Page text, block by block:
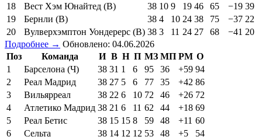
18
Вест Хэм Юнайтед (В) 38 10 9 19 46 65 −19 39
19
Бернли (В) 38 4 10 24 38 75 −37 22
20
Вулверхэмптон Уондерерс (В) 38 3 11 24 27 68 −41 20
Подробнее → Обновлено: 04.06.2026
Поз
Команда И В Н П МЗ МП РМ О
1
Барселона (Ч) 38 31 1 6 95 36 +59 94
2
Реал Мадрид 38 27 5 6 77 35 +42 86
3
Вильярреал 38 22 6 10 72 46 +26 72
4
Атлетико Мадрид 38 21 6 11 62 44 +18 69
5
Реал Бетис 38 15 15 8 59 48 +11 60
6
Сельта 38 14 12 12 53 48 +5
54